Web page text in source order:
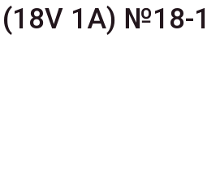
1A) №18-1